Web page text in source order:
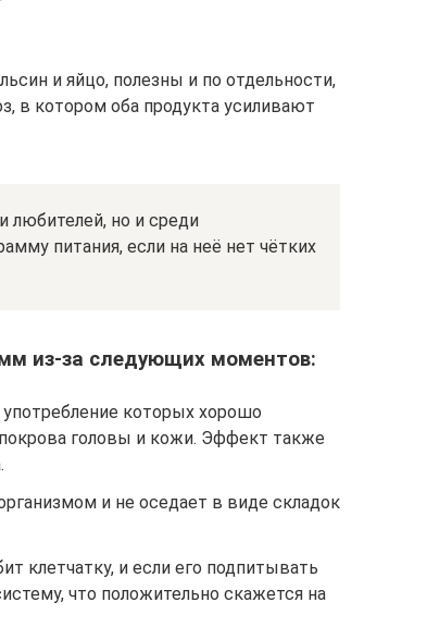
и яйцо, полезны и по отдельности,
в котором оба продукта усиливают
любителей, но и среди
питания, если на неё нет чётких
из-за следующих моментов:
которых хорошо
головы и кожи. Эффект также
и не оседает в виде складок
клетчатку, и если его подпитывать
что положительно скажется на